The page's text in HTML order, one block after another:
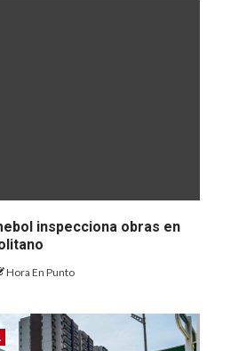
inspecciona obras en
Hora En Punto